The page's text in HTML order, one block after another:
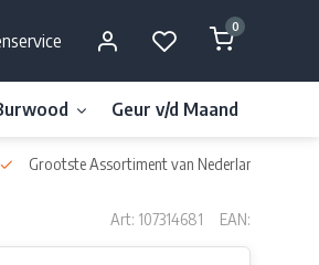
0
Geur v/d Maand
Grootste Assortiment van Nederland & België
Art: 107314681 EAN: